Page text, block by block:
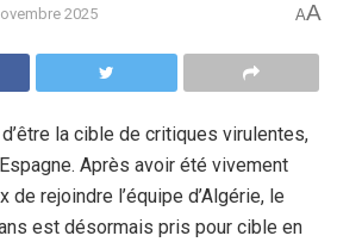
2025 AA
la cible de critiques virulentes,
Après avoir été vivement
de rejoindre l’équipe d’Algérie, le
est désormais pris pour cible en